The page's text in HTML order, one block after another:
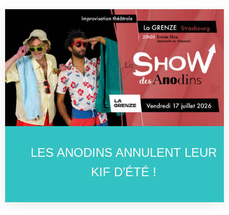
LES ANODINS ANNULENT LEUR
KIF D’ÉTÉ !